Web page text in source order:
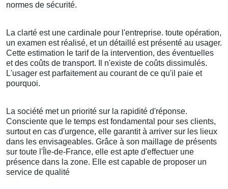
normes de sécurité.
La clarté est une cardinale pour l'entreprise. toute opération,
un examen est réalisé, et un détaillé est présenté au usager.
Cette estimation le tarif de la intervention, des éventuelles
et des coûts de transport. Il n'existe de coûts dissimulés.
L'usager est parfaitement au courant de ce qu'il paie et
pourquoi.
La société met un priorité sur la rapidité d'réponse.
Consciente que le temps est fondamental pour ses clients,
surtout en cas d'urgence, elle garantit à arriver sur les lieux
dans les envisageables. Grâce à son maillage de présents
sur toute l'Île-de-France, elle est apte d'effectuer une
présence dans la zone. Elle est capable de proposer un
service de qualité